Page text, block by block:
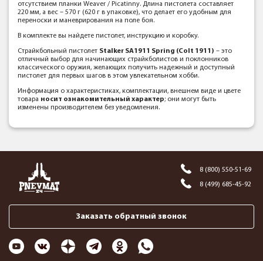
отсутствием планки Weaver / Picatinny. Длина пистолета составляет
220 мм, а вес – 570 г (620 г в упаковке), что делает его удобным для
переноски и маневрирования на поле боя.
В комплекте вы найдете пистолет, инструкцию и коробку.
Страйкбольный пистолет Stalker SA1911 Spring (Colt 1911) – это
отличный выбор для начинающих страйкболистов и поклонников
классического оружия, желающих получить надежный и доступный
пистолет для первых шагов в этом увлекательном хобби.
Информация о характеристиках, комплектации, внешнем виде и цвете
товара носит ознакомительный характер; они могут быть
изменены производителем без уведомления.
8 (800) 550-51-69
8 (499) 685-45-92
Заказать обратный звонок